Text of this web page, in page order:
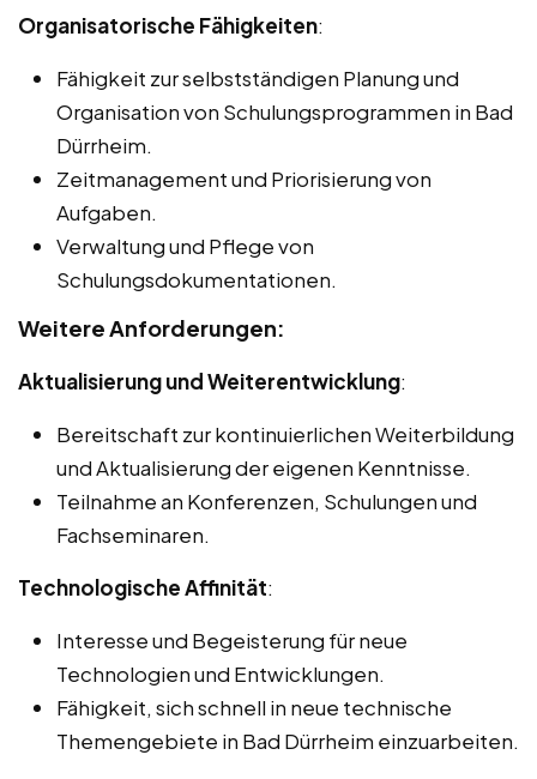
Organisatorische Fähigkeiten:
Fähigkeit zur selbstständigen Planung und
Organisation von Schulungsprogrammen in Bad
Dürrheim.
Zeitmanagement und Priorisierung von
Aufgaben.
Verwaltung und Pflege von
Schulungsdokumentationen.
Weitere Anforderungen:
Aktualisierung und Weiterentwicklung:
Bereitschaft zur kontinuierlichen Weiterbildung
und Aktualisierung der eigenen Kenntnisse.
Teilnahme an Konferenzen, Schulungen und
Fachseminaren.
Technologische Affinität:
Interesse und Begeisterung für neue
Technologien und Entwicklungen.
Fähigkeit, sich schnell in neue technische
Themengebiete in Bad Dürrheim einzuarbeiten.